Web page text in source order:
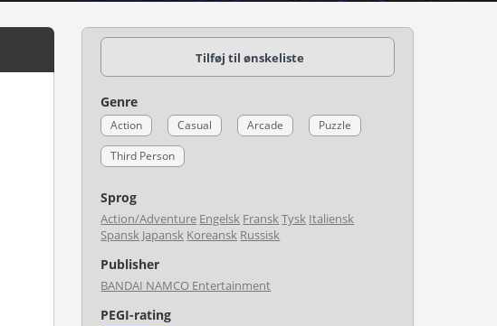
Tilføj til ønskeliste
Genre
Action Casual Arcade
Puzzle
Third Person
Sprog
Action/Adventure Engelsk FranskTysk Italiensk
Spansk Japansk Koreansk Russisk
Publisher
BANDAI NAMCO Entertainment
PEGI-rating